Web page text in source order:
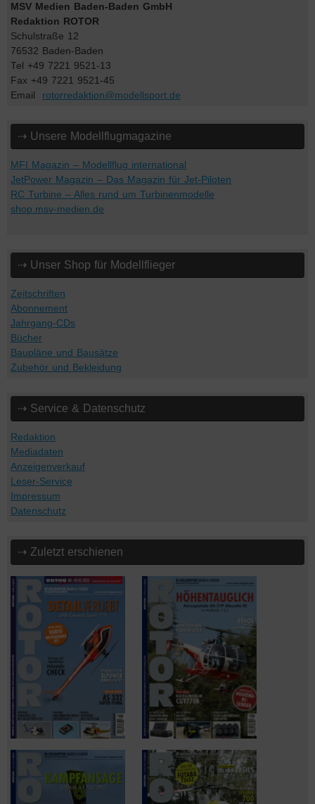
MSV Medien Baden-Baden GmbH
Redaktion ROTOR
Schulstraße 12
76532 Baden-Baden
Tel +49 7221 9521-13
Fax +49 7221 9521-45
Email rotorredaktion@modellsport.de
⇢ Unsere Modellflugmagazine
MFI Magazin – Modellflug international
JetPower Magazin – Das Magazin für Jet-Piloten
RC Turbine – Alles rund um Turbinenmodelle
shop.msv-medien.de
⇢ Unser Shop für Modellflieger
Zeitschriften
Abonnement
Jahrgang-CDs
Bücher
Baupläne und Bausätze
Zubehör und Bekleidung
⇢ Service & Datenschutz
Redaktion
Mediadaten
Anzeigenverkauf
Leser-Service
Impressum
Datenschutz
⇢ Zuletzt erschienen